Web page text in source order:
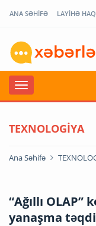
ANA SƏHİFƏ LAYİHƏ
TEXNOLOGİYA
Ana Səhifə
“Ağıllı
yanaşma